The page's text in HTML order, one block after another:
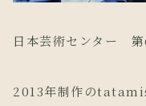
日本芸術センター
2013年制作の